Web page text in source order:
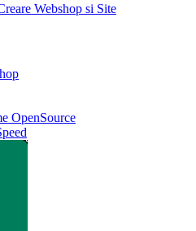
Webshop si Site
OpenSource